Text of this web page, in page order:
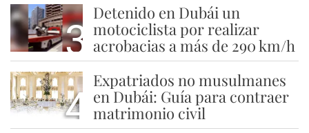
3
Detenido en Dubái un
motociclista por realizar
acrobacias a más de 290 km/h
4
Expatriados no musulmanes
en Dubái: Guía para contraer
matrimonio civil